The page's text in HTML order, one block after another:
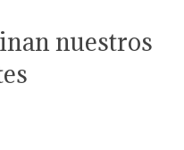
nuestros